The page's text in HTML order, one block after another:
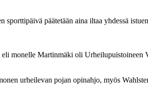
sporttipäivä päätetään aina iltaa yhdessä
monelle Martinmäki oli Urheilupuistoineen
urheilevan pojan opinahjo, myös